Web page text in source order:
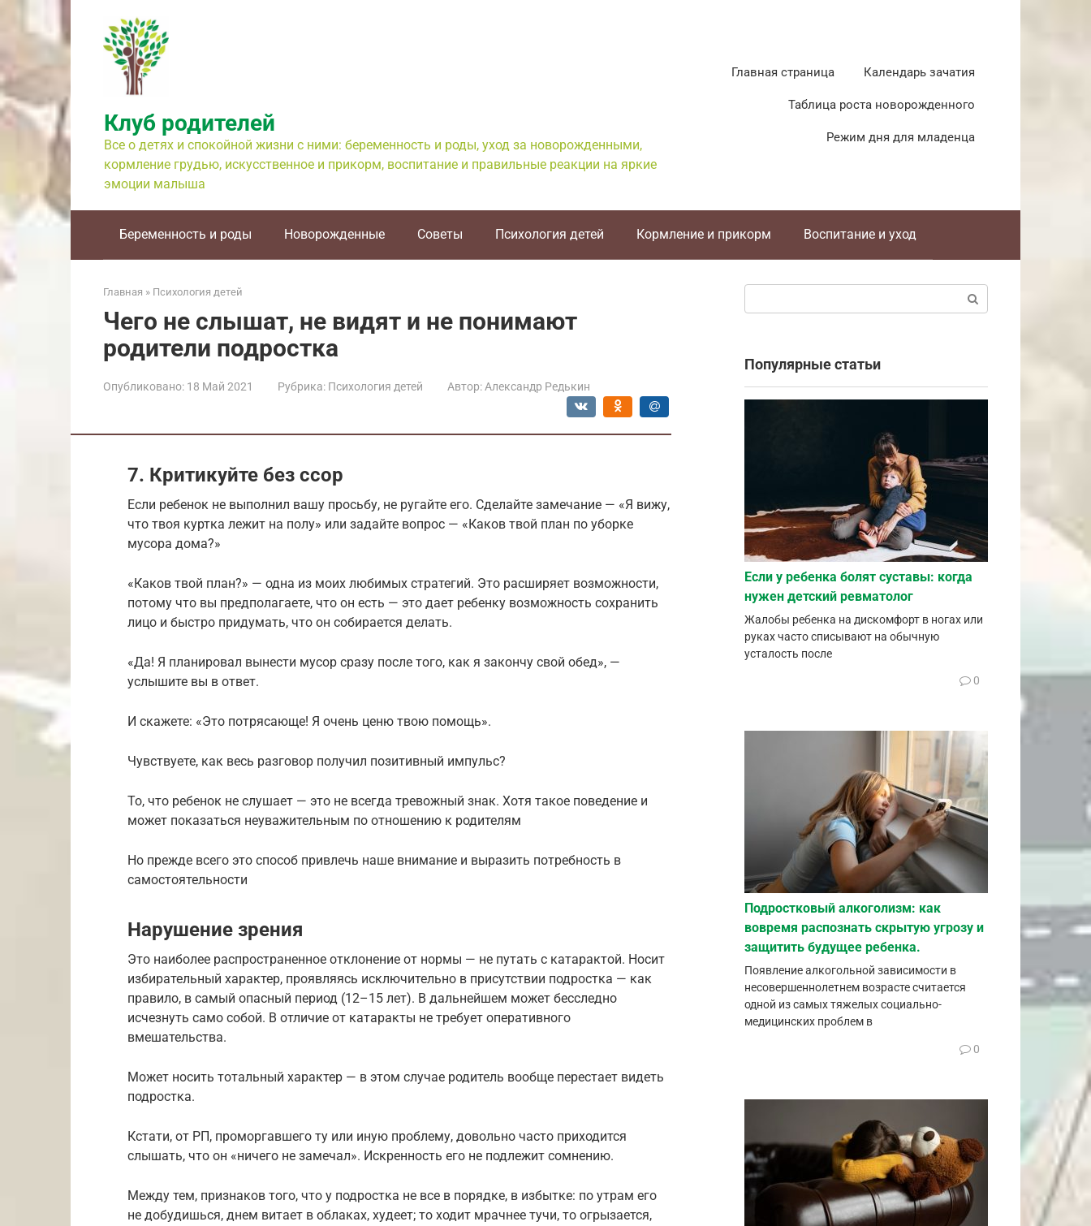
контенту
Клуб родителей
Все о детях и спокойной жизни с ними: беременность и роды, уход за новорожденными,
кормление грудью, искусственное и прикорм, воспитание и правильные реакции на яркие
эмоции малыша
Главная страница Календарь зачатия
Таблица роста новорожденного
Режим дня для младенца
Беременность и роды Новорожденные Советы Психология детей Кормление и прикорм Воспитание и уход
Главная » Психология детей
Чего не слышат, не видят и не понимают
родители подростка
Опубликовано: 18 Май 2021 Рубрика: Психология детей Автор: Александр Редькин
7. Критикуйте без ссор
Если ребенок не выполнил вашу просьбу, не ругайте его. Сделайте замечание — «Я вижу,
что твоя куртка лежит на полу» или задайте вопрос — «Каков твой план по уборке
мусора дома?»
«Каков твой план?» — одна из моих любимых стратегий. Это расширяет возможности,
потому что вы предполагаете, что он есть — это дает ребенку возможность сохранить
лицо и быстро придумать, что он собирается делать.
«Да! Я планировал вынести мусор сразу после того, как я закончу свой обед», —
услышите вы в ответ.
И скажете: «Это потрясающе! Я очень ценю твою помощь».
Чувствуете, как весь разговор получил позитивный импульс?
То, что ребенок не слушает — это не всегда тревожный знак. Хотя такое поведение и
может показаться неуважительным по отношению к родителям
Но прежде всего это способ привлечь наше внимание и выразить потребность в
самостоятельности
Нарушение зрения
Это наиболее распространенное отклонение от нормы — не путать с катарактой. Носит
избирательный характер, проявляясь исключительно в присутствии подростка — как
правило, в самый опасный период (12–15 лет). В дальнейшем может бесследно
исчезнуть само собой. В отличие от катаракты не требует оперативного
вмешательства.
Может носить тотальный характер — в этом случае родитель вообще перестает видеть
подростка.
Кстати, от РП, проморгавшего ту или иную проблему, довольно часто приходится
слышать, что он «ничего не замечал». Искренность его не подлежит сомнению.
Между тем, признаков того, что у подростка не все в порядке, в избытке: по утрам его
не добудишься, днем витает в облаках, худеет; то ходит мрачнее тучи, то огрызается,
Популярные статьи
Если у ребенка болят суставы: когда
нужен детский ревматолог
Жалобы ребенка на дискомфорт в ногах или
руках часто списывают на обычную
усталость после
0
Подростковый алкоголизм: как
вовремя распознать скрытую угрозу и
защитить будущее ребенка.
Появление алкогольной зависимости в
несовершеннолетнем возрасте считается
одной из самых тяжелых социально-
медицинских проблем в
0